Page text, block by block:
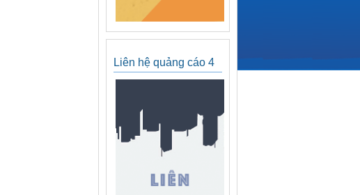
Liên hệ quảng cáo 4